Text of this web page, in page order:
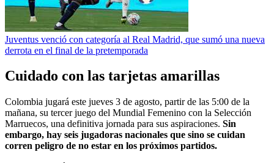
Juventus venció con categoría al Real Madrid, que sumó una nueva
derrota en el final de la pretemporada
Cuidado con las tarjetas amarillas
Colombia jugará este jueves 3 de agosto, partir de las 5:00 de la
mañana, su tercer juego del Mundial Femenino con la Selección
Marruecos, una definitiva jornada para sus aspiraciones. Sin
embargo, hay seis jugadoras nacionales que sino se cuidan
corren peligro de no estar en los próximos partidos.